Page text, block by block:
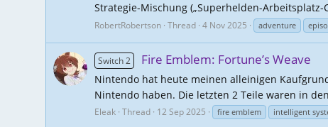
Strategie-Mischung („Superhelden-
RobertRobertson Thread 4 Nov 2025 adventure
Switch 2 Fire Emblem: Fortune’s Weave
Nintendo hat heute meinen alleinigen
Nintendo haben. Die letzten 2 Teile waren in
Eleak Thread 12 Sep 2025 fire emblem intelligent